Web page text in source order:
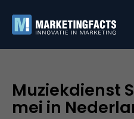
Muziekdienst
mei in